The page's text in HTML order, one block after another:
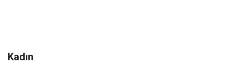
Kadın